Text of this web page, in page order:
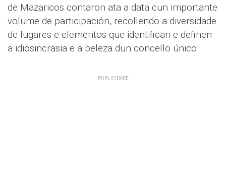
de Mazaricos contaron ata a data cun importante
volume de participación, recollendo a diversidade
de lugares e elementos que identifican e definen
a idiosincrasia e a beleza dun concello único.